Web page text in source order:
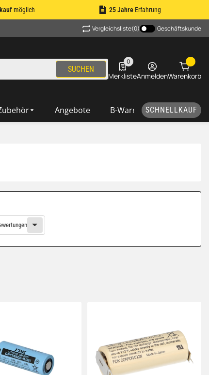
möglich 25 JahreErfahrung
Vergleichsliste(0) Geschäftskunde
SUCHEN
0
0 Produkte in der Liste
MerklisteAnmeldenWarenkorb
Angebote B-Ware SCHNELLKAUF